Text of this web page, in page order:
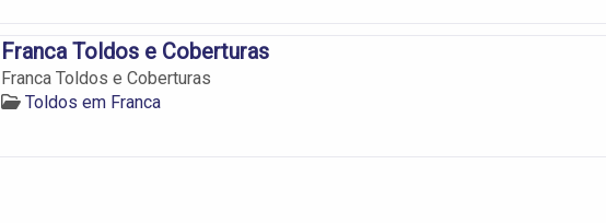
Franca Toldos e Coberturas
Franca Toldos e Coberturas
Toldos em Franca